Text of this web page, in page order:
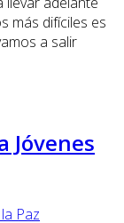
más difíciles es
a salir
Jóvenes